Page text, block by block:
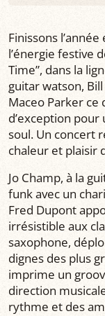
Finissons
l’énergie festive
Time”, dans la
guitar watson,
Maceo Parker
d’exception
soul. Un concert
chaleur et plaisir
Jo Champ, à la
funk avec un
Fred Dupont
irrésistible aux
saxophone,
dignes des plus
imprime un
direction
rythme et des